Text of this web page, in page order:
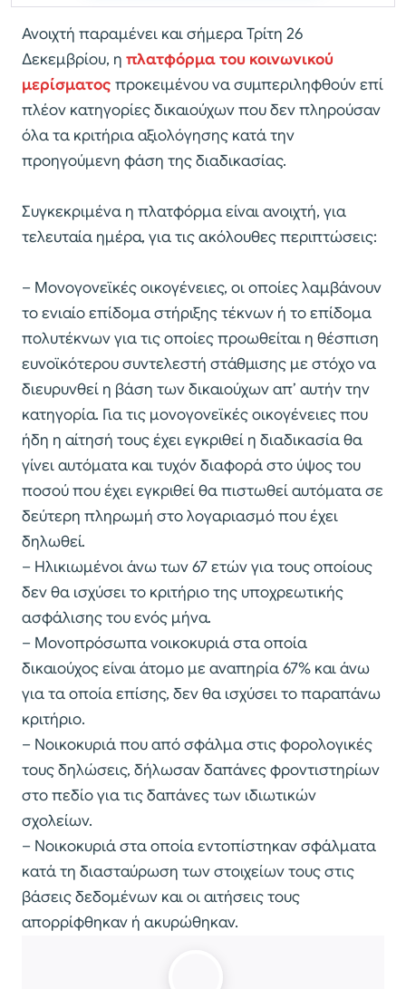
Ανοιχτή παραμένει και σήμερα Τρίτη 26
Δεκεμβρίου, η πλατφόρμα του κοινωνικού
μερίσματος προκειμένου να συμπεριληφθούν επί
πλέον κατηγορίες δικαιούχων που δεν πληρούσαν
όλα τα κριτήρια αξιολόγησης κατά την
προηγούμενη φάση της διαδικασίας.
Συγκεκριμένα η πλατφόρμα είναι ανοιχτή, για
τελευταία ημέρα, για τις ακόλουθες περιπτώσεις:
– Μονογονεϊκές οικογένειες, οι οποίες λαμβάνουν
το ενιαίο επίδομα στήριξης τέκνων ή το επίδομα
πολυτέκνων για τις οποίες προωθείται η θέσπιση
ευνοϊκότερου συντελεστή στάθμισης με στόχο να
διευρυνθεί η βάση των δικαιούχων απ’ αυτήν την
κατηγορία. Για τις μονογονεϊκές οικογένειες που
ήδη η αίτησή τους έχει εγκριθεί η διαδικασία θα
γίνει αυτόματα και τυχόν διαφορά στο ύψος του
ποσού που έχει εγκριθεί θα πιστωθεί αυτόματα σε
δεύτερη πληρωμή στο λογαριασμό που έχει
δηλωθεί.
– Ηλικιωμένοι άνω των 67 ετών για τους οποίους
δεν θα ισχύσει το κριτήριο της υποχρεωτικής
ασφάλισης του ενός μήνα.
– Μονοπρόσωπα νοικοκυριά στα οποία
δικαιούχος είναι άτομο με αναπηρία 67% και άνω
για τα οποία επίσης, δεν θα ισχύσει το παραπάνω
κριτήριο.
– Νοικοκυριά που από σφάλμα στις φορολογικές
τους δηλώσεις, δήλωσαν δαπάνες φροντιστηρίων
στο πεδίο για τις δαπάνες των ιδιωτικών
σχολείων.
– Νοικοκυριά στα οποία εντοπίστηκαν σφάλματα
κατά τη διασταύρωση των στοιχείων τους στις
βάσεις δεδομένων και οι αιτήσεις τους
απορρίφθηκαν ή ακυρώθηκαν.